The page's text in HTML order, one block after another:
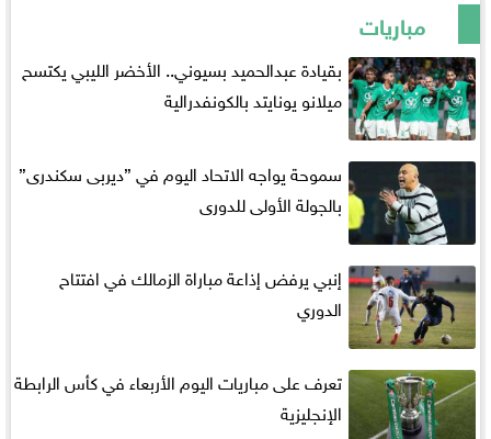
مباريات
بقيادة عبدالحميد بسيوني.. الأخضر الليبي يكتسح
ميلانو يونايتد بالكونفدرالية
سموحة يواجه الاتحاد اليوم في ”ديربى سكندرى”
بالجولة الأولى للدورى
إنبي يرفض إذاعة مباراة الزمالك في افتتاح
الدوري
تعرف على مباريات اليوم الأربعاء في كأس الرابطة
الإنجليزية